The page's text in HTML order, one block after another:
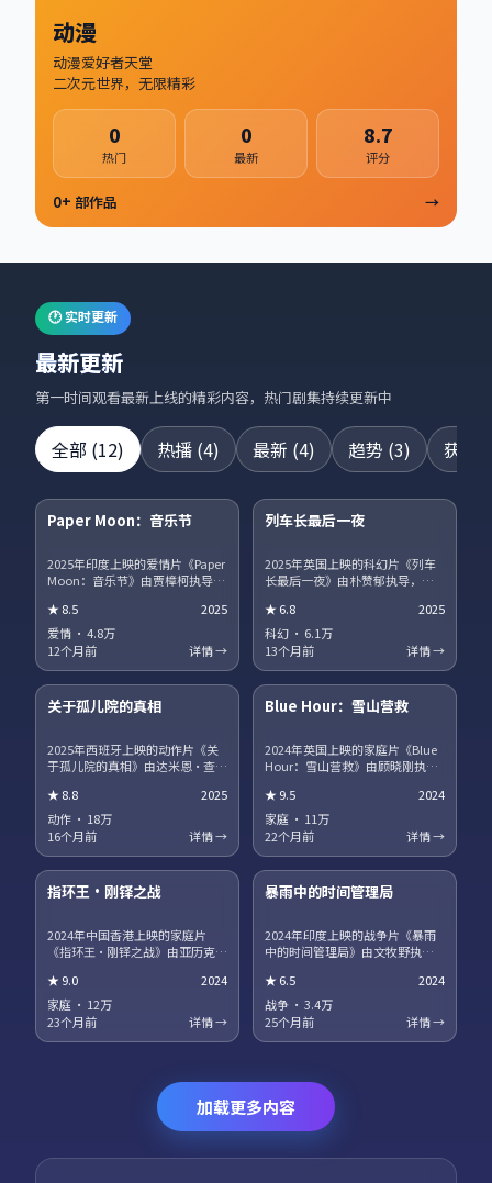
动漫
动漫爱好者天堂
二次元世界，无限精彩
0
热门
0
最新
8.7
评分
0+ 部作品 →
🕐 实时更新
最新更新
第一时间观看最新上线的精彩内容，热门剧集持续更新中
全部 (12) 热播 (4) 最新 (4) 趋势 (3) 获奖
热播
Paper Moon：音乐节
2025年印度上映的爱情片《Paper
Moon：音乐节》由贾樟柯执导，
领衔主演。职场与理想冲突被细
腻呈现，配角群像同样出彩。片
尾彩蛋值得留意，与世界观其他
作品存在联动。
★8.5
2025
爱情 · 4.8万
12个月前
详情 →
NEW
列车长最后一夜
2025年英国上映的科幻片《列车
长最后一夜》由朴赞郁执导，蒂
腾领衔主演。影片聚焦小人物在
时代洪流中的抉择，细节写实，
人物弧光完整。剧情信息含剧透
保护，建议先观看正片再浏览讨
★6.8
2025
科幻 · 6.1万
13个月前
详情 →
趋势
15集全
关于孤儿院的真相
2025年西班牙上映的动作片《关
于孤儿院的真相》由达米恩·查泽
宇、王一博领衔主演。爱情与信
仰在战争阴影下被反复考验，结
局留有回味空间。片尾彩蛋值得
留意，与世界观其他作品存在联
★8.8
2025
动作 · 18万
16个月前
详情 →
获奖
45集全
Blue Hour：雪山营救
2024年英国上映的家庭片《Blue
Hour：雪山营救》由顾晓刚执
衔主演。跨国追凶贯穿全片，动
作场面利落，文戏同样扎实。站
内提供多清晰度选择，观影体验
稳定流畅。
★9.5
2024
家庭 · 11万
22个月前
详情 →
热播
17集全
指环王·刚铎之战
2024年中国香港上映的家庭片
《指环王·刚铎之战》由亚历克斯
梅、役所广司领衔主演。科幻设
定服务于人物关系，探讨记忆、
身份与自由意志的边界。高清正
版资源同步更新，支持多终端流
★9.0
2024
家庭 · 12万
23个月前
详情 →
NEW
13集全
暴雨中的时间管理局
2024年印度上映的战争片《暴雨
中的时间管理局》由文牧野执
衔主演。法庭戏与街头戏对位，
正义主题在灰色地带被重新审
视。高清正版资源同步更新，支
持多终端流畅播放。
★6.5
2024
战争 · 3.4万
25个月前
详情 →
加载更多内容